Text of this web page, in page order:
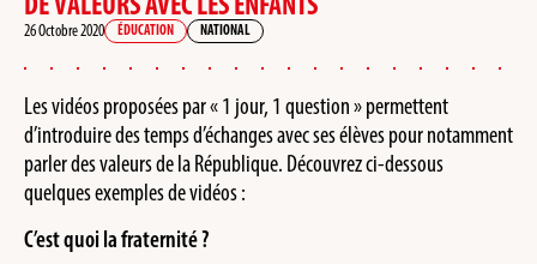
26 Octobre 2020 ÉDUCATION NATIONAL
Les vidéos proposées par « 1 jour, 1 question » permettent
d’introduire des temps d’échanges avec ses élèves pour notamment
parler des valeurs de la République. Découvrez ci-dessous
quelques exemples de vidéos :
C’est quoi la fraternité ?